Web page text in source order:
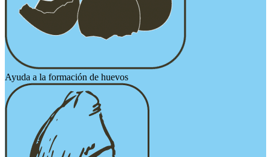
Ayuda a la formación de huevos